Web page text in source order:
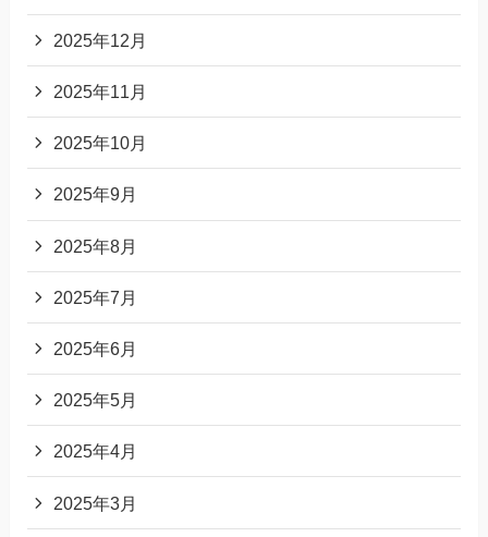
2025年12月
2025年11月
2025年10月
2025年9月
2025年8月
2025年7月
2025年6月
2025年5月
2025年4月
2025年3月